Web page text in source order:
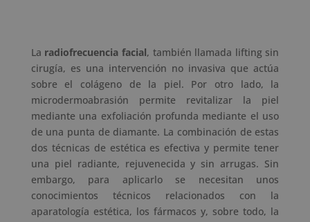
La radiofrecuencia facial, también llamada lifting sin
cirugía, es una intervención no invasiva que actúa
sobre el colágeno de la piel. Por otro lado, la
microdermoabrasión permite revitalizar la piel
mediante una exfoliación profunda mediante el uso
de una punta de diamante. La combinación de estas
dos técnicas de estética es efectiva y permite tener
una piel radiante, rejuvenecida y sin arrugas. Sin
embargo, para aplicarlo se necesitan unos
conocimientos técnicos relacionados con la
aparatología estética, los fármacos y, sobre todo, la